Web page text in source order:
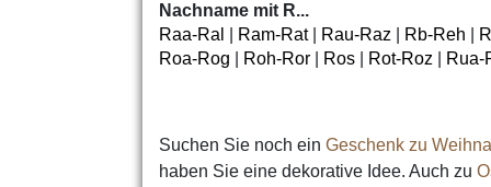
Nachname mit R...
Raa-Ral
Ram-Rat| Rau-Raz Rb-Reh
Roa-Rog
Roh-Ror Ros Rot-Roz Rua-
Suchen Sie noch ein Geschenk zu
haben Sie eine dekorative Idee. Auch zu